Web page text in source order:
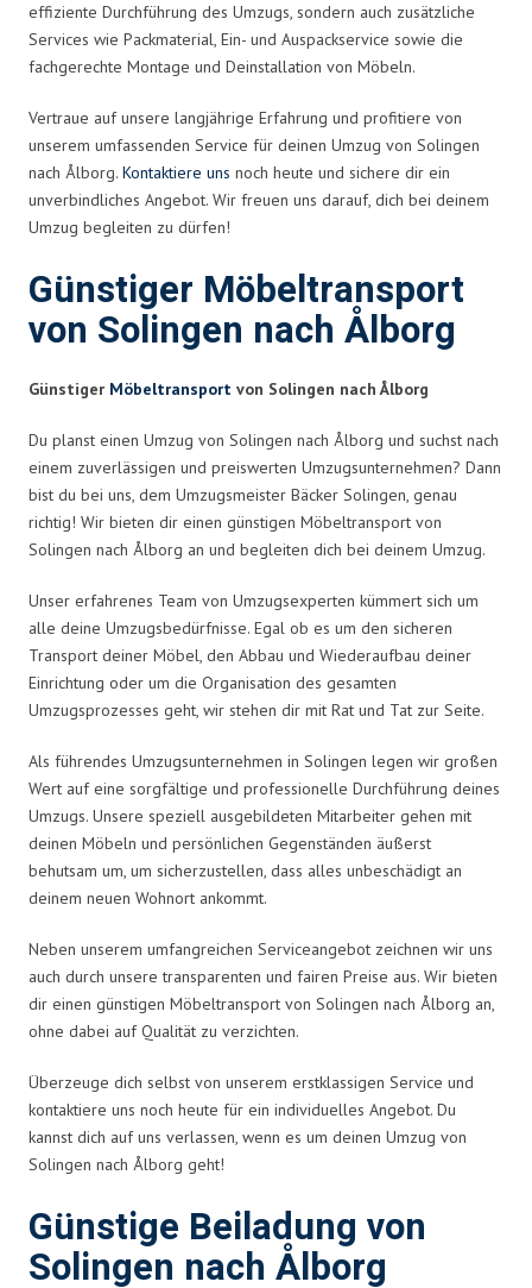
effiziente Durchführung des Umzugs, sondern auch zusätzliche
Services wie Packmaterial, Ein- und Auspackservice sowie die
fachgerechte Montage und Deinstallation von Möbeln.
Vertraue auf unsere langjährige Erfahrung und profitiere von
unserem umfassenden Service für deinen Umzug von Solingen
nach Ålborg. Kontaktiere uns noch heute und sichere dir ein
unverbindliches Angebot. Wir freuen uns darauf, dich bei deinem
Umzug begleiten zu dürfen!
Günstiger Möbeltransport
von Solingen nach Ålborg
Günstiger Möbeltransport von Solingen nach Ålborg
Du planst einen Umzug von Solingen nach Ålborg und suchst nach
einem zuverlässigen und preiswerten Umzugsunternehmen? Dann
bist du bei uns, dem Umzugsmeister Bäcker Solingen, genau
richtig! Wir bieten dir einen günstigen Möbeltransport von
Solingen nach Ålborg an und begleiten dich bei deinem Umzug.
Unser erfahrenes Team von Umzugsexperten kümmert sich um
alle deine Umzugsbedürfnisse. Egal ob es um den sicheren
Transport deiner Möbel, den Abbau und Wiederaufbau deiner
Einrichtung oder um die Organisation des gesamten
Umzugsprozesses geht, wir stehen dir mit Rat und Tat zur Seite.
Als führendes Umzugsunternehmen in Solingen legen wir großen
Wert auf eine sorgfältige und professionelle Durchführung deines
Umzugs. Unsere speziell ausgebildeten Mitarbeiter gehen mit
deinen Möbeln und persönlichen Gegenständen äußerst
behutsam um, um sicherzustellen, dass alles unbeschädigt an
deinem neuen Wohnort ankommt.
Neben unserem umfangreichen Serviceangebot zeichnen wir uns
auch durch unsere transparenten und fairen Preise aus. Wir bieten
dir einen günstigen Möbeltransport von Solingen nach Ålborg an,
ohne dabei auf Qualität zu verzichten.
Überzeuge dich selbst von unserem erstklassigen Service und
kontaktiere uns noch heute für ein individuelles Angebot. Du
kannst dich auf uns verlassen, wenn es um deinen Umzug von
Solingen nach Ålborg geht!
Günstige Beiladung von
Solingen nach Ålborg